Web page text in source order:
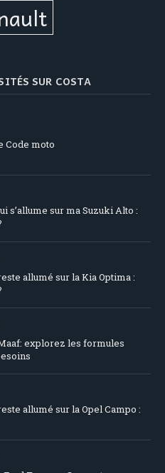
SUR COSTA
Code moto
s’allume sur ma Suzuki Alto :
allumé sur la Kia Optima :
explorez les formules
allumé sur la Opel Campo :